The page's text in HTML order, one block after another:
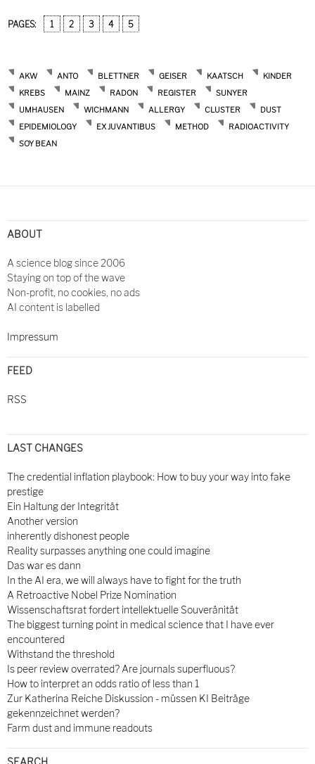
PAGES: 1 2 3 4 5
AKW ANTO BLETTNER GEISER KAATSCH
KINDER
KREBS
MAINZ RADON REGISTER
SUNYER
UMHAUSEN
WICHMANN ALLERGY CLUSTER
DUST
EPIDEMIOLOGY
EX JUVANTIBUS METHOD
RADIOACTIVITY
SOY BEAN
ABOUT
A science blog since 2006
Staying on top of the wave
Non-profit, no cookies, no ads
AI content is labelled
Impressum
FEED
RSS
LAST CHANGES
The credential inflation playbook: How to buy your way into fake
prestige
Ein Haltung der Integrität
Another version
inherently dishonest people
Reality surpasses anything one could imagine
Das war es dann
In the AI era, we will always have to fight for the truth
A Retroactive Nobel Prize Nomination
Wissenschaftsrat fordert intellektuelle Souveränität
The biggest turning point in medical science that I have ever
encountered
Withstand the threshold
Is peer review overrated? Are journals superfluous?
How to interpret an odds ratio of less than 1
Zur Katherina Reiche Diskussion - müssen KI Beiträge
gekennzeichnet werden?
Farm dust and immune readouts
SEARCH